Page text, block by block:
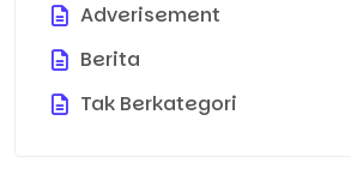
Adverisement
Berita
Tak Berkategori